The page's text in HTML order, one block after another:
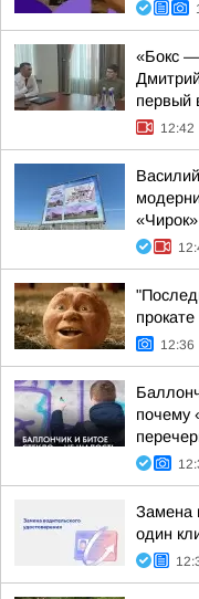
«Бокс —
первый
12:42
12:36
почему
Замена
один